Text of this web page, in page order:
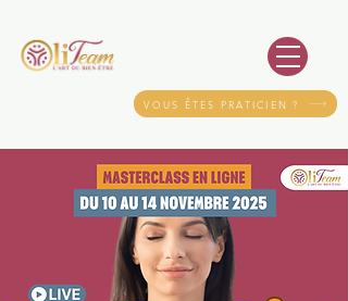
VOUS ÊTES PRATICIEN ?